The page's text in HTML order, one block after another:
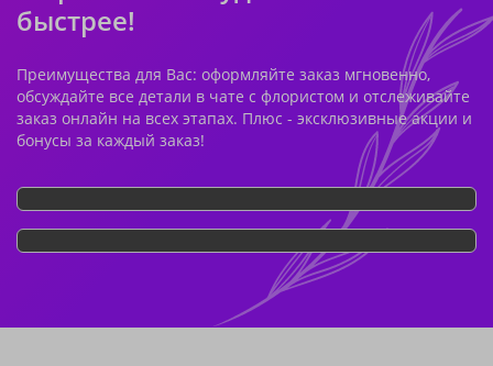
быстрее!
Преимущества для Вас: оформляйте заказ мгновенно,
обсуждайте все детали в чате с флористом и отслеживайте
заказ онлайн на всех этапах. Плюс - эксклюзивные акции и
бонусы за каждый заказ!